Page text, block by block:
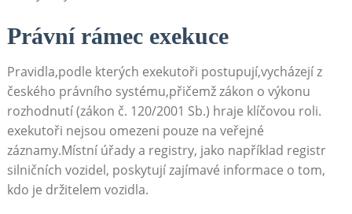
Právní rámec exekuce
Pravidla,podle kterých exekutoři ‌postupují,vycházejí z
českého právního systému,přičemž ⁢zákon o výkonu
rozhodnutí‍ (zákon č.‍ 120/2001 Sb.) hraje klíčovou roli.
exekutoři ‌nejsou‌ omezeni pouze na veřejné
záznamy.Místní úřady a registry, jako například registr
silničních vozidel, poskytují zajímavé informace⁣ o tom,⁣
kdo​ je držitelem vozidla.